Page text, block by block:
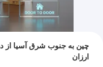
چین به جنوب شرق آسیا از
ارزان